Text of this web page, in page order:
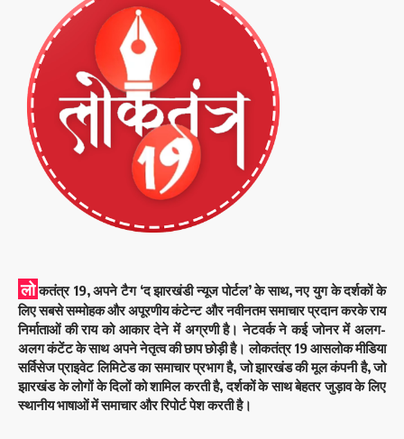
लो कतंत्र 19, अपने टैग ‘द झारखंडी न्यूज पोर्टल’ के साथ, नए युग के दर्शकों के
लिए सबसे सम्मोहक और अपूरणीय कंटेन्ट और नवीनतम समाचार प्रदान करके राय
निर्माताओं की राय को आकार देने में अग्रणी है। नेटवर्क ने कई जोनर में अलग-
अलग कंटेंट के साथ अपने नेतृत्व की छाप छोड़ी है। लोकतंत्र 19 आसलोक मीडिया
सर्विसेज प्राइवेट लिमिटेड का समाचार प्रभाग है, जो झारखंड की मूल कंपनी है, जो
झारखंड के लोगों के दिलों को शामिल करती है, दर्शकों के साथ बेहतर जुड़ाव के लिए
स्थानीय भाषाओं में समाचार और रिपोर्ट पेश करती है।